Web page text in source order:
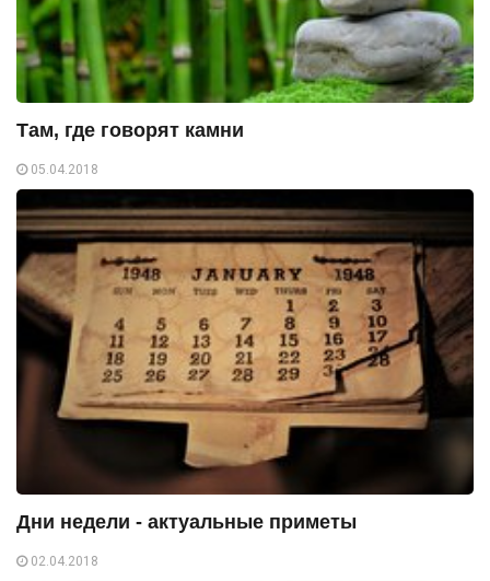
Там, где говорят камни
05.04.2018
Дни недели - актуальные приметы
02.04.2018